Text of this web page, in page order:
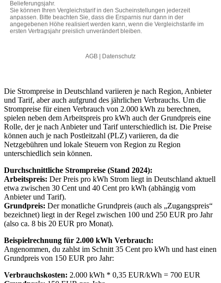
Die Strompreise in Deutschland variieren je nach Region, Anbieter
und Tarif, aber auch aufgrund des jährlichen Verbrauchs. Um die
Strompreise für einen Verbrauch von 2.000 kWh zu berechnen,
spielen neben dem Arbeitspreis pro kWh auch der Grundpreis eine
Rolle, der je nach Anbieter und Tarif unterschiedlich ist. Die Preise
können auch je nach Postleitzahl (PLZ) variieren, da die
Netzgebühren und lokale Steuern von Region zu Region
unterschiedlich sein können.
Durchschnittliche Strompreise (Stand 2024):
Arbeitspreis: Der Preis pro kWh Strom liegt in Deutschland aktuell
etwa zwischen 30 Cent und 40 Cent pro kWh (abhängig vom
Anbieter und Tarif).
Grundpreis: Der monatliche Grundpreis (auch als „Zugangspreis“
bezeichnet) liegt in der Regel zwischen 100 und 250 EUR pro Jahr
(also ca. 8 bis 20 EUR pro Monat).
Beispielrechnung für 2.000 kWh Verbrauch:
Angenommen, du zahlst im Schnitt 35 Cent pro kWh und hast einen
Grundpreis von 150 EUR pro Jahr:
Verbrauchskosten: 2.000 kWh * 0,35 EUR/kWh = 700 EUR